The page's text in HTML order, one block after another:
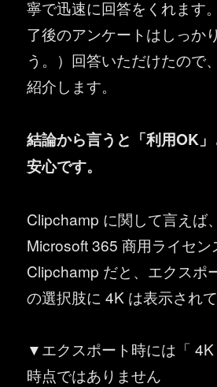
寧で迅速に回答をくれます
了後のアンケートはしっか
う。）回答いただけたので
紹介します。
結論から言うと「利用OK」
安心です。
Clipchamp に関して言えば
Microsoft 365 商用ライセン
Clipchamp だと、エクスポ
の選択肢に 4K は表示されて
▼エクスポート時には「
時点ではありません